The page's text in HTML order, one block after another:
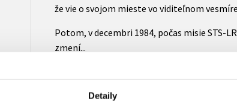
Detaily
že vie o svojom mieste vo viditeľnom
Potom, v decembri 1984, počas misie STS-
zmení...